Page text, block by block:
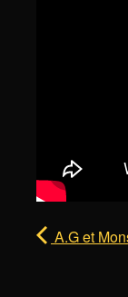
A.G et